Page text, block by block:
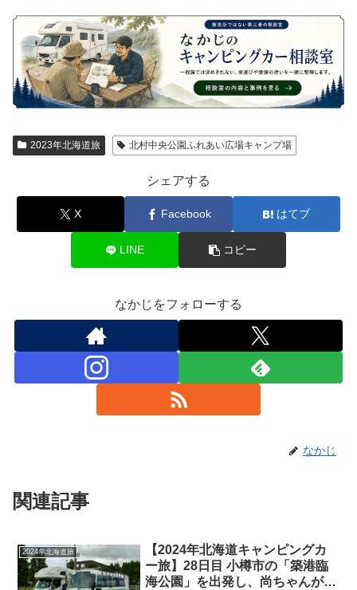
2023年北海道旅 北村中央公園ふれあい広場キャンプ場
シェアする
X Facebook はてブ
LINE コピー
なかじをフォローする
なかじ
関連記事
2024年北海道旅
【2024年北海道キャンピングカ
ー旅】28日目 小樽市の「築港臨
海公園」を出発し、尚ちゃんがい